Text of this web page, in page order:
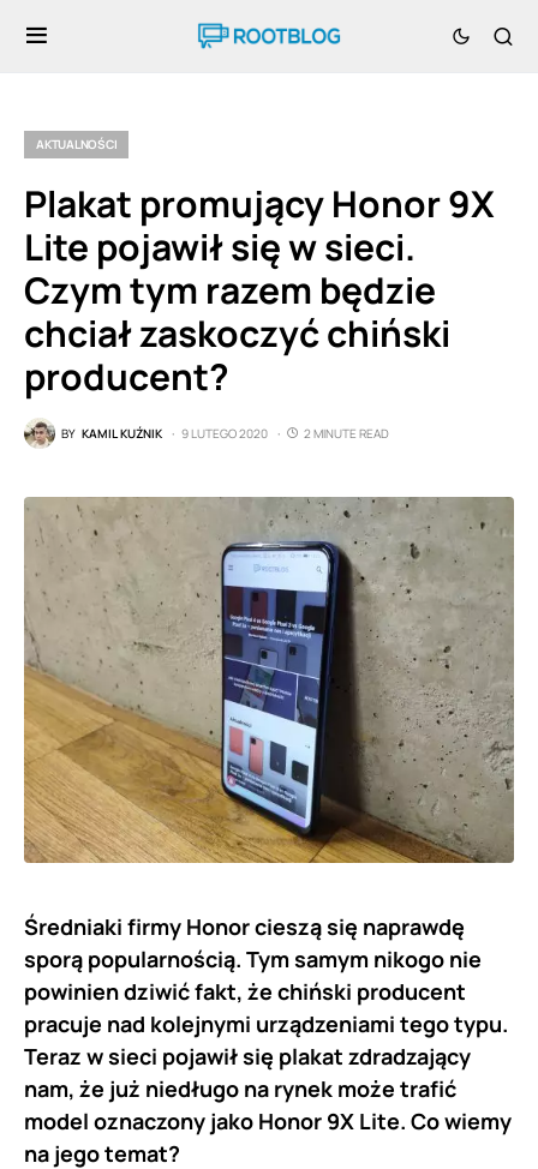
AKTUALNOŚCI
Plakat promujący Honor 9X
Lite pojawił się w sieci.
Czym tym razem będzie
chciał zaskoczyć chiński
producent?
BY KAMIL KUŹNIK 9 LUTEGO 2020 2 MINUTE READ
Średniaki firmy Honor cieszą się naprawdę
sporą popularnością. Tym samym nikogo nie
powinien dziwić fakt, że chiński producent
pracuje nad kolejnymi urządzeniami tego typu.
Teraz w sieci pojawił się plakat zdradzający
nam, że już niedługo na rynek może trafić
model oznaczony jako Honor 9X Lite. Co wiemy
na jego temat?